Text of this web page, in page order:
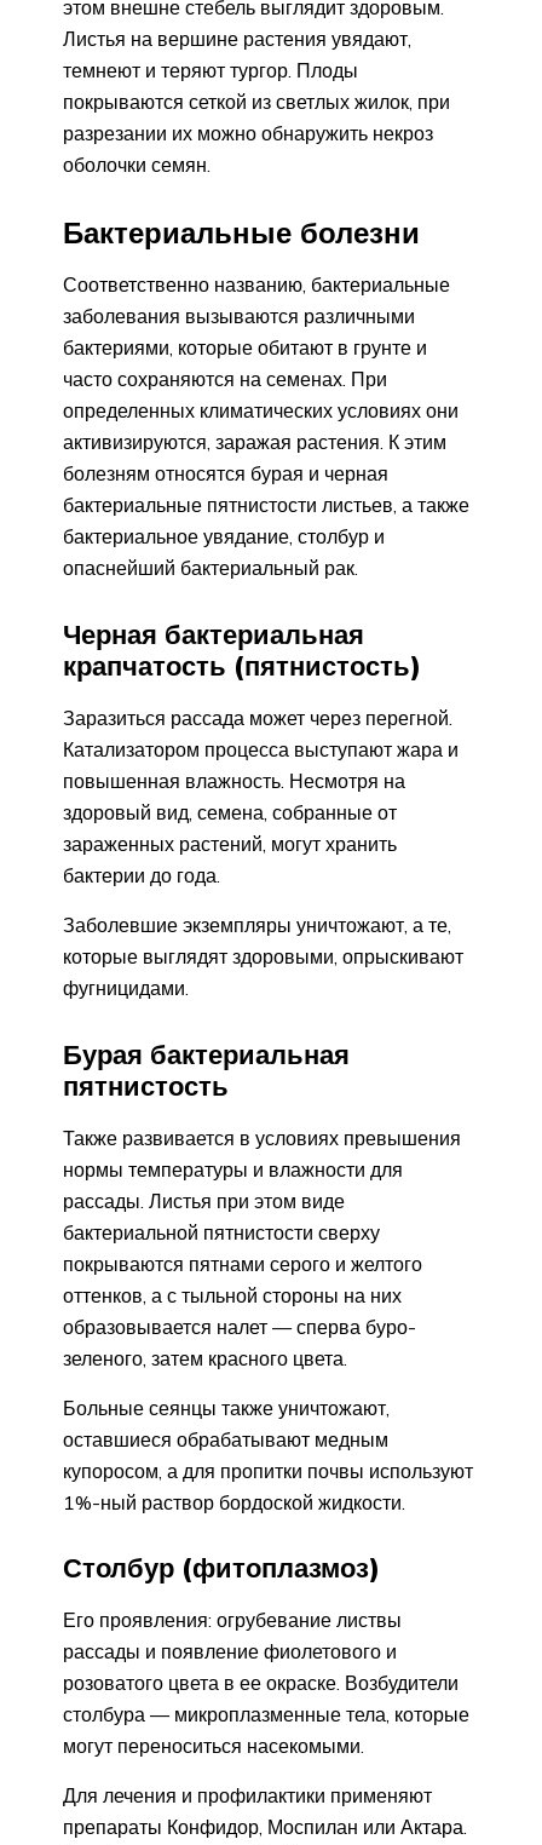
этом внешне стебель выглядит здоровым.
Листья на вершине растения увядают,
темнеют и теряют тургор. Плоды
покрываются сеткой из светлых жилок, при
разрезании их можно обнаружить некроз
оболочки семян.
Бактериальные болезни
Соответственно названию, бактериальные
заболевания вызываются различными
бактериями, которые обитают в грунте и
часто сохраняются на семенах. При
определенных климатических условиях они
активизируются, заражая растения. К этим
болезням относятся бурая и черная
бактериальные пятнистости листьев, а также
бактериальное увядание, столбур и
опаснейший бактериальный рак.
Черная бактериальная
крапчатость (пятнистость)
Заразиться рассада может через перегной.
Катализатором процесса выступают жара и
повышенная влажность. Несмотря на
здоровый вид, семена, собранные от
зараженных растений, могут хранить
бактерии до года.
Заболевшие экземпляры уничтожают, а те,
которые выглядят здоровыми, опрыскивают
фугницидами.
Бурая бактериальная
пятнистость
Также развивается в условиях превышения
нормы температуры и влажности для
рассады. Листья при этом виде
бактериальной пятнистости сверху
покрываются пятнами серого и желтого
оттенков, а с тыльной стороны на них
образовывается налет — сперва буро-
зеленого, затем красного цвета.
Больные сеянцы также уничтожают,
оставшиеся обрабатывают медным
купоросом, а для пропитки почвы используют
1%-ный раствор бордоской жидкости.
Столбур (фитоплазмоз)
Его проявления: огрубевание листвы
рассады и появление фиолетового и
розоватого цвета в ее окраске. Возбудители
столбура — микроплазменные тела, которые
могут переноситься насекомыми.
Для лечения и профилактики применяют
препараты Конфидор, Моспилан или Актара.